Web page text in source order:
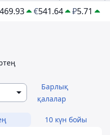
469.93 €541.64 ₽5.71
Барлық
қалалар
10 күн бойы